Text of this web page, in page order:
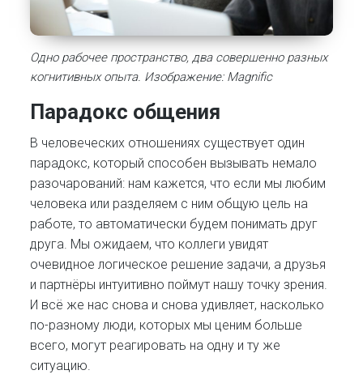
Одно рабочее пространство, два совершенно разных
когнитивных опыта. Изображение: Magnific
Парадокс общения
В человеческих отношениях существует один
парадокс, который способен вызывать немало
разочарований: нам кажется, что если мы любим
человека или разделяем с ним общую цель на
работе, то автоматически будем понимать друг
друга. Мы ожидаем, что коллеги увидят
очевидное логическое решение задачи, а друзья
и партнёры интуитивно поймут нашу точку зрения.
И всё же нас снова и снова удивляет, насколько
по-разному люди, которых мы ценим больше
всего, могут реагировать на одну и ту же
ситуацию.